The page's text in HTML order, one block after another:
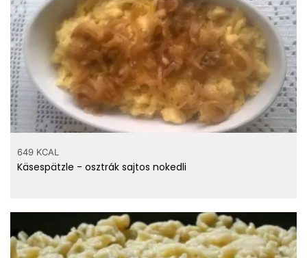
649 KCAL
Käsespätzle - osztrák sajtos nokedli